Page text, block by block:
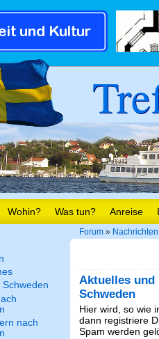
Wohin? Was tun? Anreise
Forum »
Aktuelles und
Schweden
Hier wird, so wie
dann registriere
Spam werden
nach